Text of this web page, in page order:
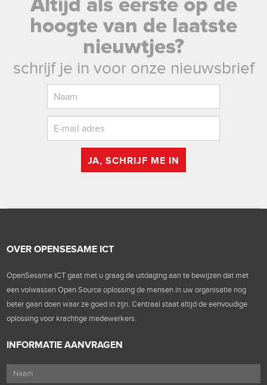
hoogte van de laatste
nieuwtjes?
schrijf je in voor onze nieuwsbrief
JA, SCHRIJF ME IN
OVER OPENSESAME ICT
OpenSesame ICT gaat met u graag de uitdaging aan te bewijzen dat met
een volwassen Open Source oplossing de mensen in uw organisatie nog
beter gaan doen waar ze goed in zijn. Centraal staat altijd de eenvoudige
oplossing voor krachtige medewerkers.
INFORMATIE AANVRAGEN